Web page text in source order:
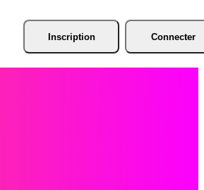
Inscription Connecter